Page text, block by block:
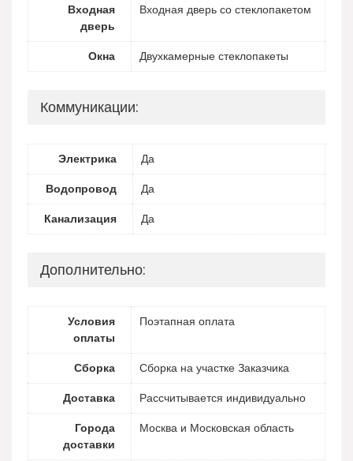
Входная
дверь
Входная дверь со стеклопакетом
Окна Двухкамерные стеклопакеты
Коммуникации:
Электрика
Да
Водопровод
Да
Канализация
Да
Дополнительно:
Условия
оплаты
Поэтапная оплата
Сборка
Сборка на участке Заказчика
Доставка
Рассчитывается индивидуально
Города
доставки
Москва и Московская область